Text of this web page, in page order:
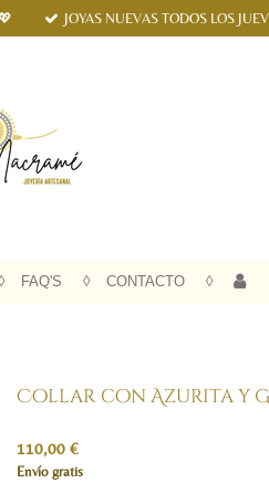
JOYAS NUEVAS TODOS LOS
FAQ'S CONTACTO
Collar con Azurita y
110,00 €
Envío gratis